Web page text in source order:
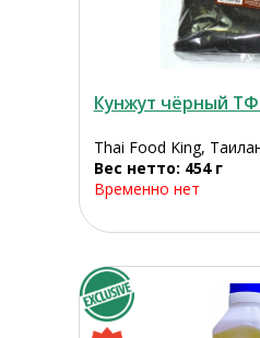
Кунжут чёрный
Thai Food King,
Вес нетто: 454 г
Временно нет